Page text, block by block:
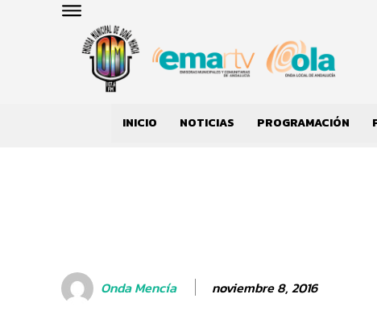
INICIO NOTICIAS PROGRAMACIÓN
Onda Mencía noviembre 8, 2016